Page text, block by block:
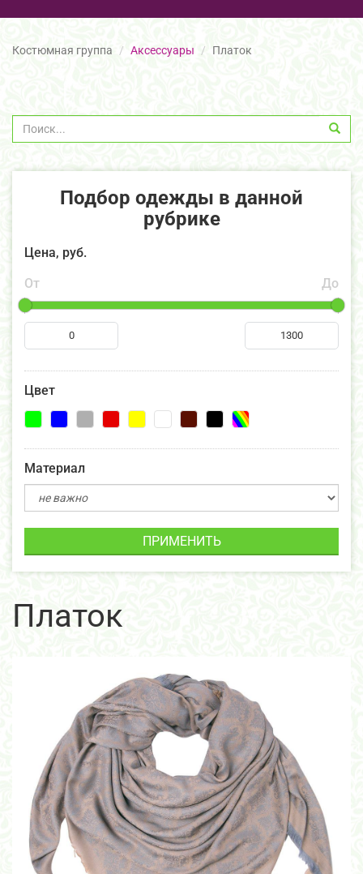
Костюмная группа Аксессуары Платок
Подбор одежды в данной
рубрике
Цена, руб.
От
До
Цвет
Материал
ПРИМЕНИТЬ
Платок